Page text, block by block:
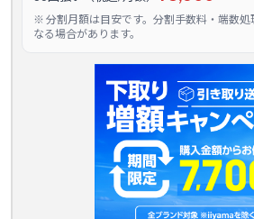
※ 分割月額は目安です。分割手数料・端数
なる場合があります。